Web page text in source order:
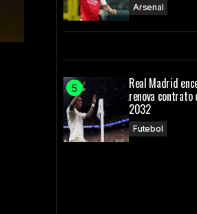
Arsenal
Real Madrid
renova contrato
2032
Futebol